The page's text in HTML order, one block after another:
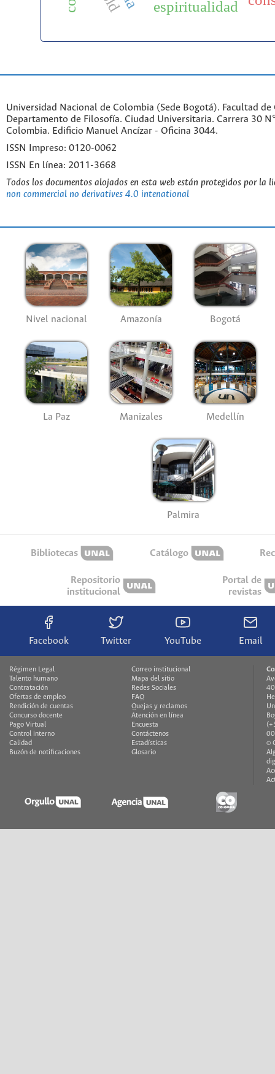
espiritualidad
Universidad Nacional de Colombia (Sede Bogotá). Facultad de
Departamento de Filosofía. Ciudad Universitaria. Carrera 30
Colombia. Edificio Manuel Ancízar - Oficina 3044.
ISSN Impreso: 0120-0062
ISSN En línea: 2011-3668
Todos los documentos alojados en esta web están protegidos por la
non commercial no derivatives 4.0 intenational
Nivel nacional Amazonía Bogotá
La Paz Manizales Medellín
Palmira
Bibliotecas Catálogo
Repositorio
institucional
Portal de
revistas
Facebook Twitter YouTube Email
Régimen Legal
Talento humano
Contratación
Ofertas de empleo
Rendición de cuentas
Concurso docente
Pago Virtual
Control interno
Calidad
Buzón de notificaciones
Correo institucional
Mapa del sitio
Redes Sociales
FAQ
Quejas y reclamos
Atención en línea
Encuesta
Contáctenos
Estadísticas
Glosario
©